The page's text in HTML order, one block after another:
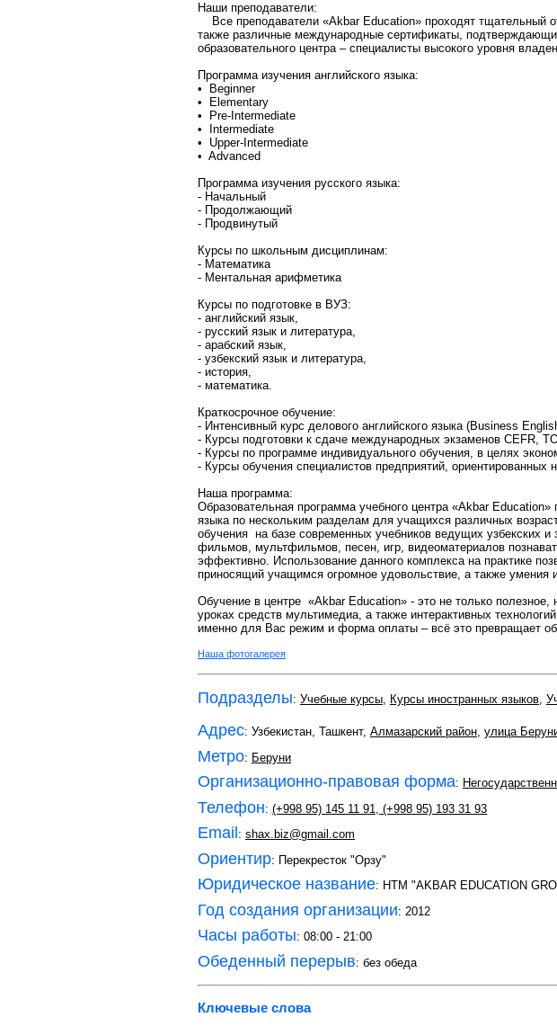
Наши преподаватели:
Все преподаватели «Akbar Education» проходят тщательный
также различные международные сертификаты,
образовательного центра – специалисты высокого уровня
Программа изучения английского языка:
• Beginner
• Elementary
• Pre-Intermediate
• Intermediate
• Upper-Intermediate
• Advanced
Программа изучения русского языка:
- Начальный
- Продолжающий
- Продвинутый
Курсы по школьным дисциплинам:
- Математика
- Ментальная арифметика
Курсы по подготовке в ВУЗ:
- английский язык,
- русский язык и литература,
- арабский язык,
- узбекский язык и литература,
- история,
- математика.
Краткосрочное обучение:
- Интенсивный курс делового английского языка (Business
- Курсы подготовки к сдаче международных экзаменов CEFR,
- Курсы по программе индивидуального обучения, в целях
- Курсы обучения специалистов предприятий,
Наша программа:
Образовательная программа учебного центра «Akbar
языка по нескольким разделам для учащихся различных
обучения на базе современных учебников ведущих узбекских
фильмов, мультфильмов, песен, игр, видеоматериалов
эффективно. Использование данного комплекса на практике
приносящий учащимся огромное удовольствие, а также умения
Обучение в центре «Akbar Education» - это не только
уроках средств мультимедиа, а также интерактивных
именно для Вас режим и форма оплаты – всё это превращает
Наша фотогалерея
Подразделы: Учебные курсы, Курсы иностранных языков,
Адрес: Узбекистан, Ташкент, Алмазарский район, улица
Метро: Беруни
Организационно-правовая форма:
Телефон: (+998 95) 145 11 91 (+998 95) 193 31 93
Email : shax.biz@gmail.com
Ориентир: Перекресток "Орзу"
Юридическое название: НTM "AKBAR EDUCATION
Год создания организации: 2012
Часы работы: 08:00 - 21:00
Обеденный перерыв: без обеда
Ключевые слова